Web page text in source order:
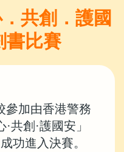
共創．護國
書比賽
參加由香港警務
共創·護國安」
功進入決賽。